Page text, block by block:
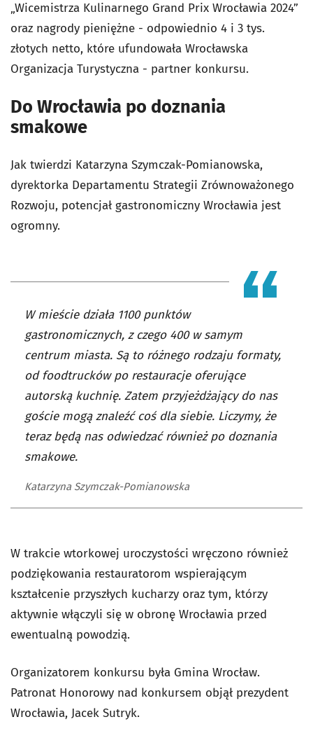
„Wicemistrza Kulinarnego Grand Prix Wrocławia 2024”
oraz nagrody pieniężne - odpowiednio 4 i 3 tys.
złotych netto, które ufundowała Wrocławska
Organizacja Turystyczna - partner konkursu.
Do Wrocławia po doznania
smakowe
Jak twierdzi Katarzyna Szymczak-Pomianowska,
dyrektorka Departamentu Strategii Zrównoważonego
Rozwoju, potencjał gastronomiczny Wrocławia jest
ogromny.
W mieście działa 1100 punktów
gastronomicznych, z czego 400 w samym
centrum miasta. Są to różnego rodzaju formaty,
od foodtrucków po restauracje oferujące
autorską kuchnię. Zatem przyjeżdżający do nas
goście mogą znaleźć coś dla siebie. Liczymy, że
teraz będą nas odwiedzać również po doznania
smakowe.
Katarzyna Szymczak-Pomianowska
W trakcie wtorkowej uroczystości wręczono również
podziękowania restauratorom wspierającym
kształcenie przyszłych kucharzy oraz tym, którzy
aktywnie włączyli się w obronę Wrocławia przed
ewentualną powodzią.
Organizatorem konkursu była Gmina Wrocław.
Patronat Honorowy nad konkursem objął prezydent
Wrocławia, Jacek Sutryk.